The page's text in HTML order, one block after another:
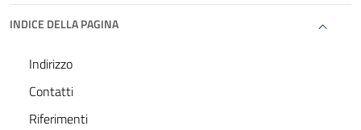
INDICE DELLA PAGINA
Indirizzo
Contatti
Riferimenti